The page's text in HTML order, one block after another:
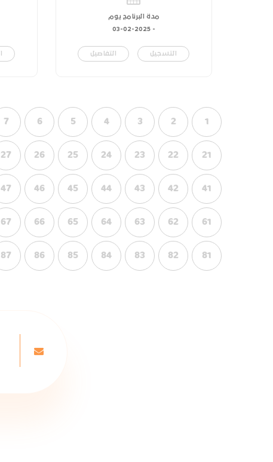
مدة البرنامج يوم
-
03-02-2025
التسجيل التفاصيل
1
2
3
4
5
6
7
21
22
23
24
25
26
27
41
42
43
44
45
46
47
61
62
63
64
65
66
67
81
82
83
84
85
86
87